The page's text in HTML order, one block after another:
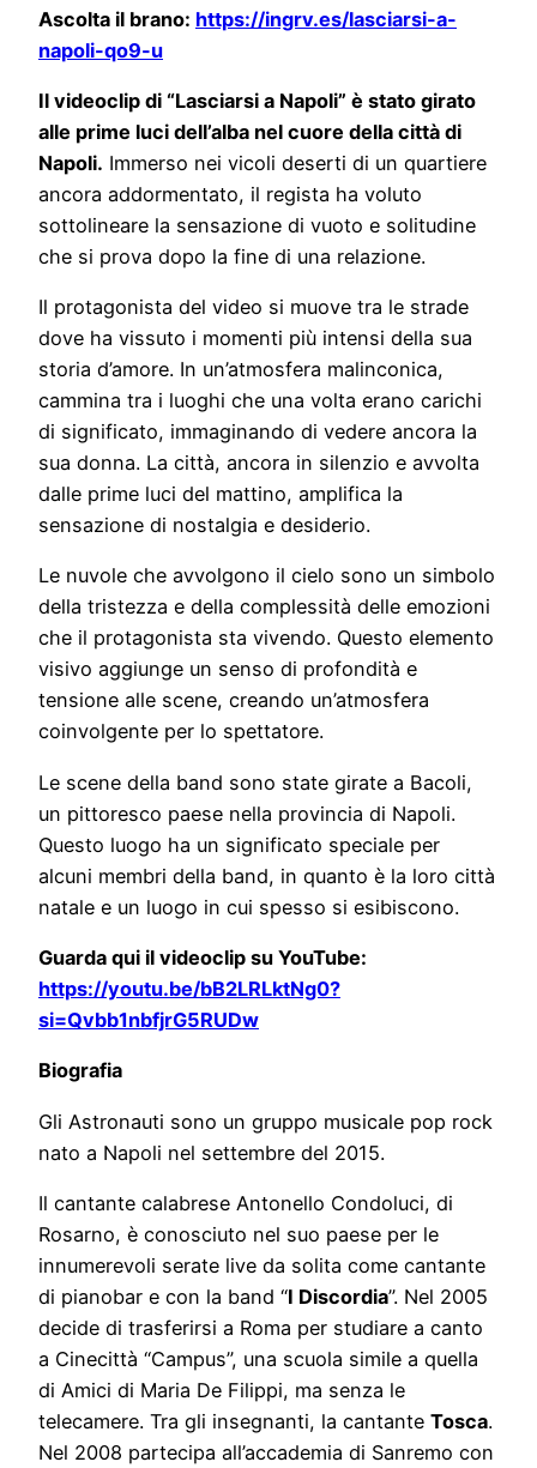
Ascolta il brano: https://ingrv.es/lasciarsi-a-
napoli-qo9-u
Il videoclip di “Lasciarsi a Napoli” è stato girato
alle prime luci dell’alba nel cuore della città di
Napoli. Immerso nei vicoli deserti di un quartiere
ancora addormentato, il regista ha voluto
sottolineare la sensazione di vuoto e solitudine
che si prova dopo la fine di una relazione.
Il protagonista del video si muove tra le strade
dove ha vissuto i momenti più intensi della sua
storia d’amore. In un’atmosfera malinconica,
cammina tra i luoghi che una volta erano carichi
di significato, immaginando di vedere ancora la
sua donna. La città, ancora in silenzio e avvolta
dalle prime luci del mattino, amplifica la
sensazione di nostalgia e desiderio.
Le nuvole che avvolgono il cielo sono un simbolo
della tristezza e della complessità delle emozioni
che il protagonista sta vivendo. Questo elemento
visivo aggiunge un senso di profondità e
tensione alle scene, creando un’atmosfera
coinvolgente per lo spettatore.
Le scene della band sono state girate a Bacoli,
un pittoresco paese nella provincia di Napoli.
Questo luogo ha un significato speciale per
alcuni membri della band, in quanto è la loro città
natale e un luogo in cui spesso si esibiscono.
Guarda qui il videoclip su YouTube:
https://youtu.be/bB2LRLktNg0?
si=Qvbb1nbfjrG5RUDw
Biografia
Gli Astronauti sono un gruppo musicale pop rock
nato a Napoli nel settembre del 2015.
Il cantante calabrese Antonello Condoluci, di
Rosarno, è conosciuto nel suo paese per le
innumerevoli serate live da solita come cantante
di pianobar e con la band “I Discordia”. Nel 2005
decide di trasferirsi a Roma per studiare a canto
a Cinecittà “Campus”, una scuola simile a quella
di Amici di Maria De Filippi, ma senza le
telecamere. Tra gli insegnanti, la cantante Tosca.
Nel 2008 partecipa all’accademia di Sanremo con